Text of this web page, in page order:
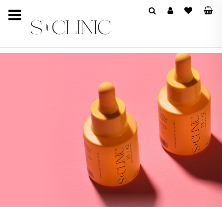
SCLINIC BEAUTY &